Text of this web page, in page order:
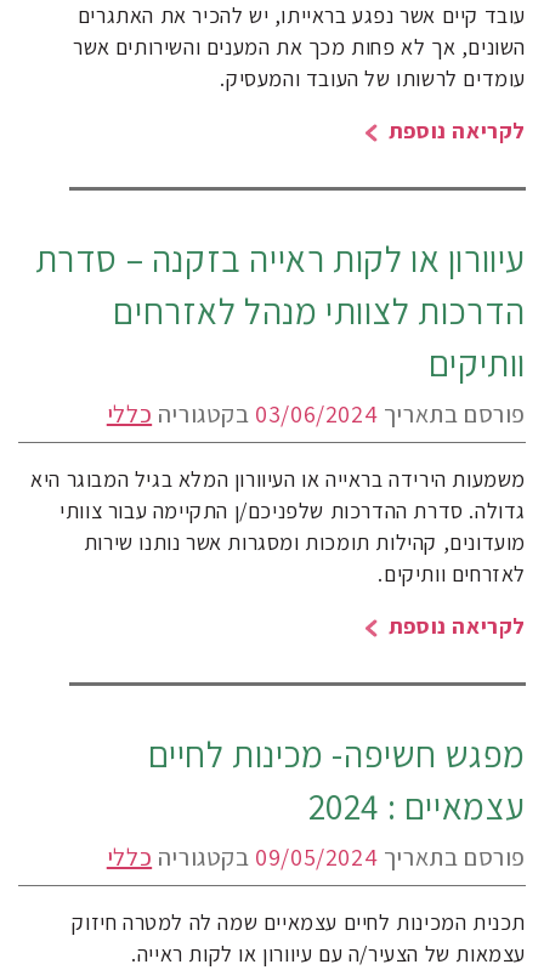
עובד קיים אשר נפגע בראייתו, יש להכיר את האתגרים
השונים, אך לא פחות מכך את המענים והשירותים אשר
עומדים לרשותו של העובד והמעסיק.
לקריאה נוספת
עיוורון או לקות ראייה בזקנה – סדרת
הדרכות לצוותי מנהל לאזרחים
וותיקים
פורסם בתאריך 03/06/2024 בקטגוריה כללי
משמעות הירידה בראייה או העיוורון המלא בגיל המבוגר היא
גדולה. סדרת ההדרכות שלפניכם/ן התקיימה עבור צוותי
מועדונים, קהילות תומכות ומסגרות אשר נותנו שירות
לאזרחים וותיקים.
לקריאה נוספת
מפגש חשיפה- מכינות לחיים
עצמאיים : 2024
פורסם בתאריך 09/05/2024 בקטגוריה כללי
תכנית המכינות לחיים עצמאיים שמה לה למטרה חיזוק
עצמאות של הצעיר/ה עם עיוורון או לקות ראייה.